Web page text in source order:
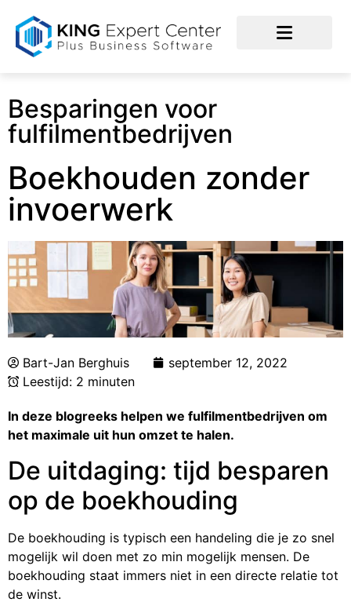
Besparingen voor
fulfilmentbedrijven
Boekhouden zonder
invoerwerk
Bart-Jan Berghuis
september 12, 2022
Leestijd: 2 minuten
In deze blogreeks helpen we fulfilmentbedrijven om
het maximale uit hun omzet te halen.
De uitdaging: tijd besparen
op de boekhouding
De boekhouding is typisch een handeling die je zo snel
mogelijk wil doen met zo min mogelijk mensen. De
boekhouding staat immers niet in een directe relatie tot
de winst.